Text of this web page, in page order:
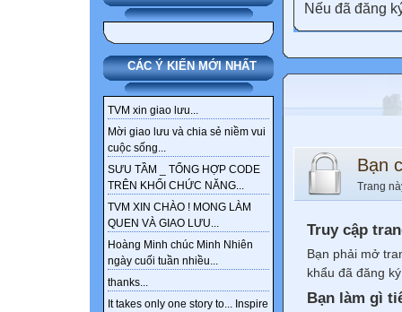
CÁC Ý KIẾN MỚI NHẤT
TVM xin giao lưu...
Mời giao lưu và chia sẻ niềm vui
cuộc sống...
SƯU TẦM _ TỔNG HỢP CODE
TRÊN KHỐI CHỨC NĂNG...
TVM XIN CHÀO ! MONG LÀM
QUEN VÀ GIAO LƯU...
Hoàng Minh chúc Minh Nhiên
ngày cuối tuần nhiều...
thanks...
It takes only one story to... Inspire
Nếu đã đăng
Bạn
Trang
Truy cập
Bạn phải mở
khẩu đã đăng
Bạn làm gì